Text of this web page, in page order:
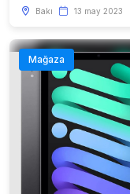
Bakı 13 may 2023
Mağaza